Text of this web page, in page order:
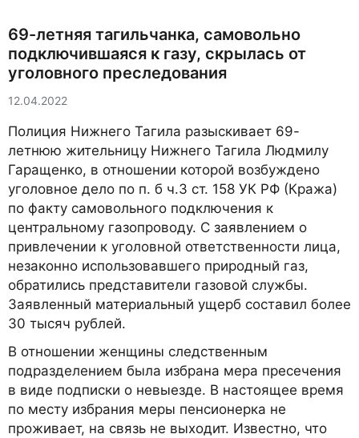
69-летняя тагильчанка, самовольно
подключившаяся к газу, скрылась от
уголовного преследования
12.04.2022
Полиция Нижнего Тагила разыскивает 69-
летнюю жительницу Нижнего Тагила Людмилу
Гаращенко, в отношении которой возбуждено
уголовное дело по п. б ч.3 ст. 158 УК РФ (Кража)
по факту самовольного подключения к
центральному газопроводу. С заявлением о
привлечении к уголовной ответственности лица,
незаконно использовавшего природный газ,
обратились представители газовой службы.
Заявленный материальный ущерб составил более
30 тысяч рублей.
В отношении женщины следственным
подразделением была избрана мера пресечения
в виде подписки о невыезде. В настоящее время
по месту избрания меры пенсионерка не
проживает, на связь не выходит. Известно, что